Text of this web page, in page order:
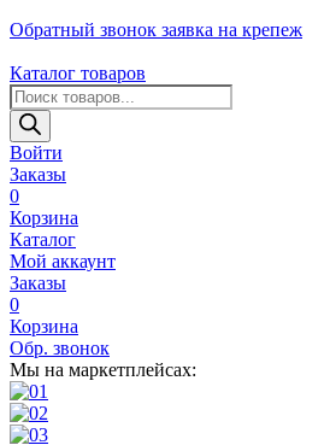
Обратный звонок заявка на крепеж
Каталог товаров
Поиск
товаров
Войти
Заказы
0
Корзина
Каталог
Мой аккаунт
Заказы
0
Корзина
Обр. звонок
Мы на маркетплейсах: